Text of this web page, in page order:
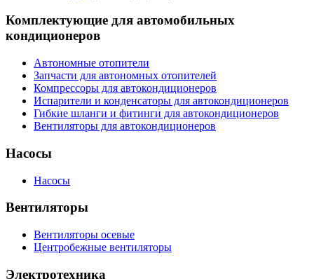
Комплектующие для автомобильных
кондиционеров
Автономные отопители
Запчасти для автономных отопителей
Компрессоры для автокондиционеров
Испарители и конденсаторы для автокондиционеров
Гибкие шланги и фитинги для автокондиционеров
Вентиляторы для автокондиционеров
Насосы
Насосы
Вентиляторы
Вентиляторы осевые
Центробежные вентиляторы
Электротехника